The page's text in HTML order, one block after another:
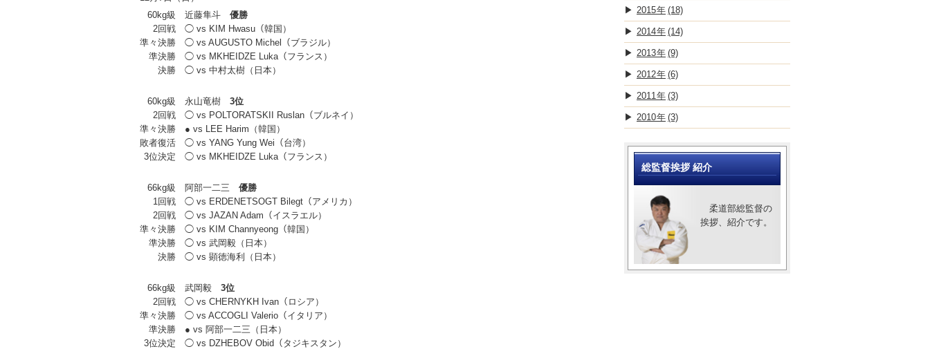
60kg級
近藤隼斗 優勝
2回戦 ◯ vs KIM Hwasu（韓国）
準々決勝 ◯ vs AUGUSTO Michel（ブラジル）
準決勝 ◯ vs MKHEIDZE Luka（フランス）
決勝 ◯ vs 中村太樹（日本）
60kg級 永山竜樹 3位
2回戦 ◯ vs POLTORATSKII Ruslan（ブルネイ）
準々決勝 ● vs LEE Harim（韓国）
敗者復活 ◯ vs YANG Yung Wei（台湾）
3位決定 ◯ vs MKHEIDZE Luka（フランス）
66kg級 阿部一二三 優勝
1回戦 ◯ vs ERDENETSOGT Bilegt（アメリカ）
2回戦 ◯ vs JAZAN Adam（イスラエル）
準々決勝 ◯ vs KIM Channyeong（韓国）
準決勝 ◯ vs 武岡毅（日本）
決勝 ◯ vs 顕徳海利（日本）
66kg級 武岡毅 3位
2回戦 ◯ vs CHERNYKH Ivan（ロシア）
準々決勝 ◯ vs ACCOGLI Valerio（イタリア）
準決勝 ● vs 阿部一二三（日本）
3位決定 ◯ vs DZHEBOV Obid（タジキスタン）
2015 (18)
2014 (14)
2013 (9)
2012 (6)
2011 (3)
2010 (3)
総監督挨拶 紹介
柔道部総監督の
挨拶、紹介です。